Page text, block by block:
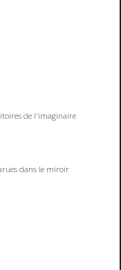
de l'imaginaire
dans le miroir